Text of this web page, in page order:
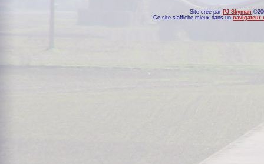
Site créé par PJ Skyman
Ce site s'affiche mieux dans unnavigateur